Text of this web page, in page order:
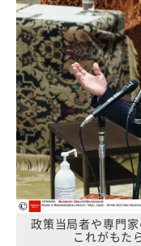
政策当局者や専門
これがもた